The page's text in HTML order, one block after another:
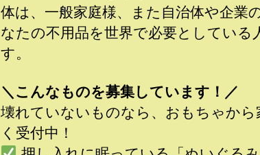
体は、一般家庭様、また自治体や企業
なたの不用品を世界で必要としている
す。
＼こんなものを募集しています！／
壊れていないものなら、おもちゃから
く受付中！